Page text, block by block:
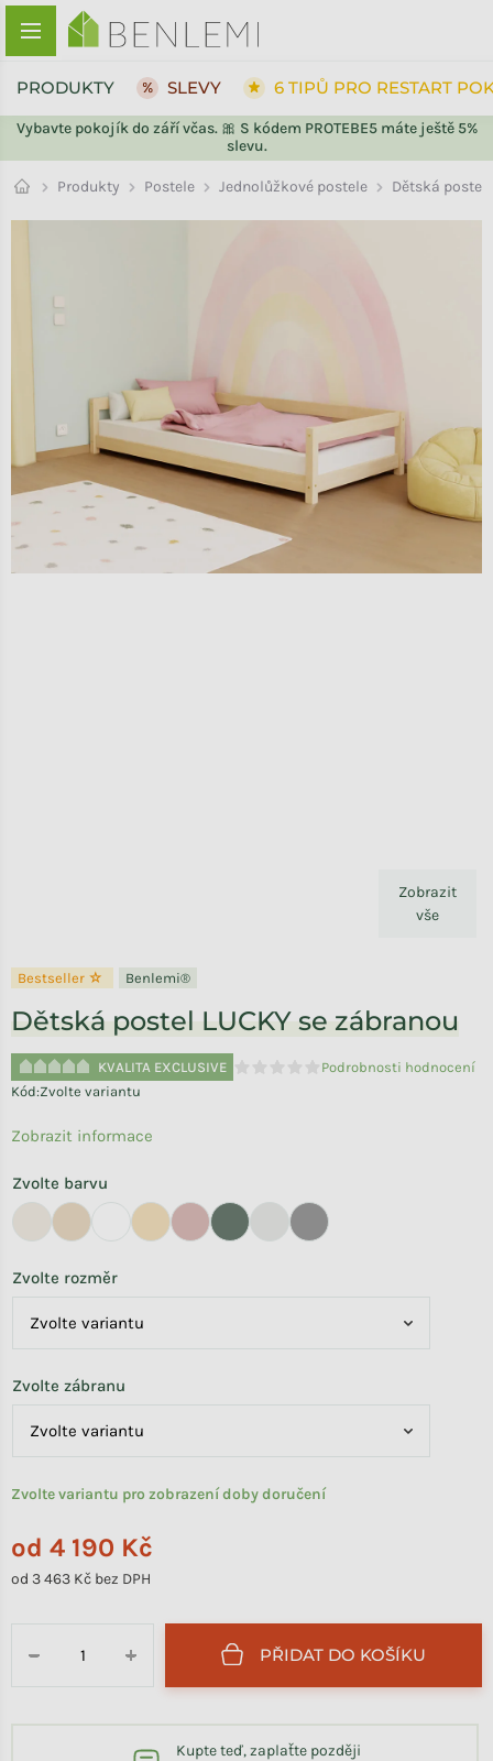
Přejít na obsah
Vybavte pokojík do září včas. 🎀 S kódem PROTEBE5 máte ještě 5%
slevu.
PRODUKTY SLEVY 6 TIPŮ PRO RESTART
Produkty Postele Jednolůžkové postele Dětská postel
Zobrazit
vše
Bestseller ☆ Benlemi®
Dětská postel LUCKY se zábranou
KVALITA EXCLUSIVE
Průměrné hodnocení produktu
Podrobnosti hodnocení
Kód:Zvolte variantu
od 4 190 Kč
od 3 463 Kč bez DPH
Zvolte variantu pro zobrazení doby doručení
Zvolte barvu
Zvolte rozměr
Zvolte zábranu
+
− PŘIDAT DO KOŠÍKU
Kupte teď, zaplaťte později
Zobrazit informace
ZPĚT DO OBCHODU